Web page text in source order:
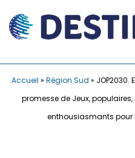
Accueil » Région Sud » JOP2030.
promesse de Jeux,
enthousiasmants pour